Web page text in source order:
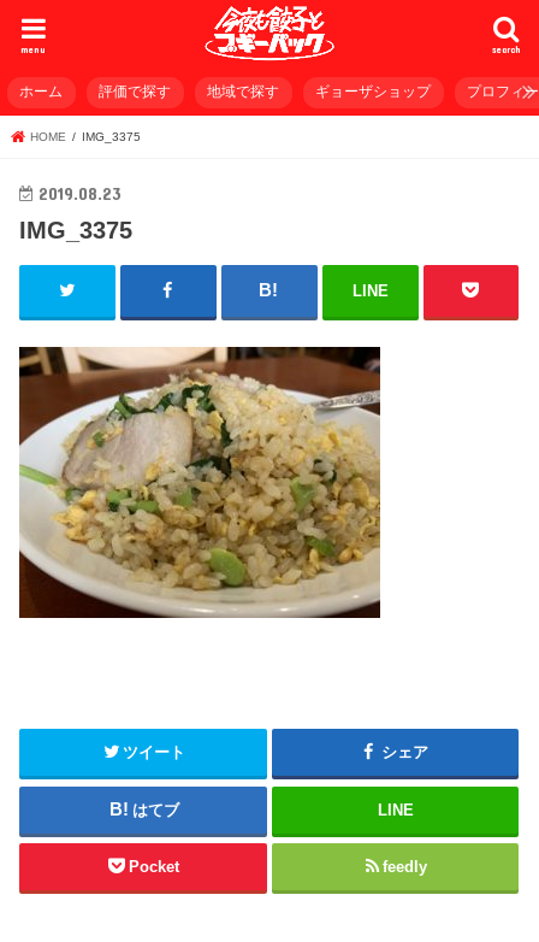
search
menu
ホーム 評価で探す 地域で探す ギョーザショップ プロフィ
HOME IMG_3375
2019.08.23
IMG_3375
LINE
ツイート シェア
はてブ LINE
Pocket feedly